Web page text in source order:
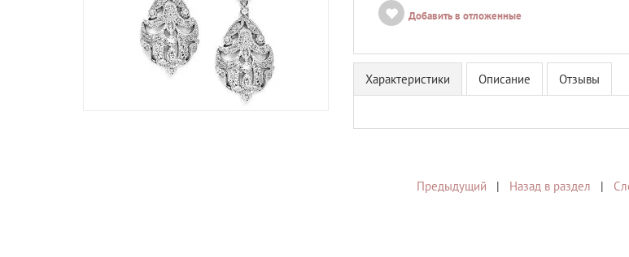
Добавить в отложенные
Характеристики Описание Отзывы
Предыдущий | Назад в раздел |